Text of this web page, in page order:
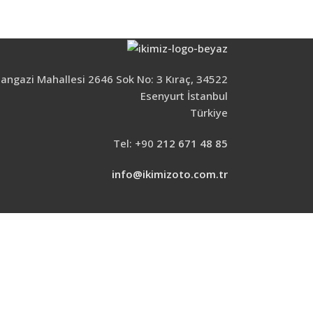
Mahallesi 2646 Sok No: 3 Kıraç, 34522
Esenyurt İstanbul
Türkiye
Tel: +90 212 671 48 85
info@ikimizoto.com.tr